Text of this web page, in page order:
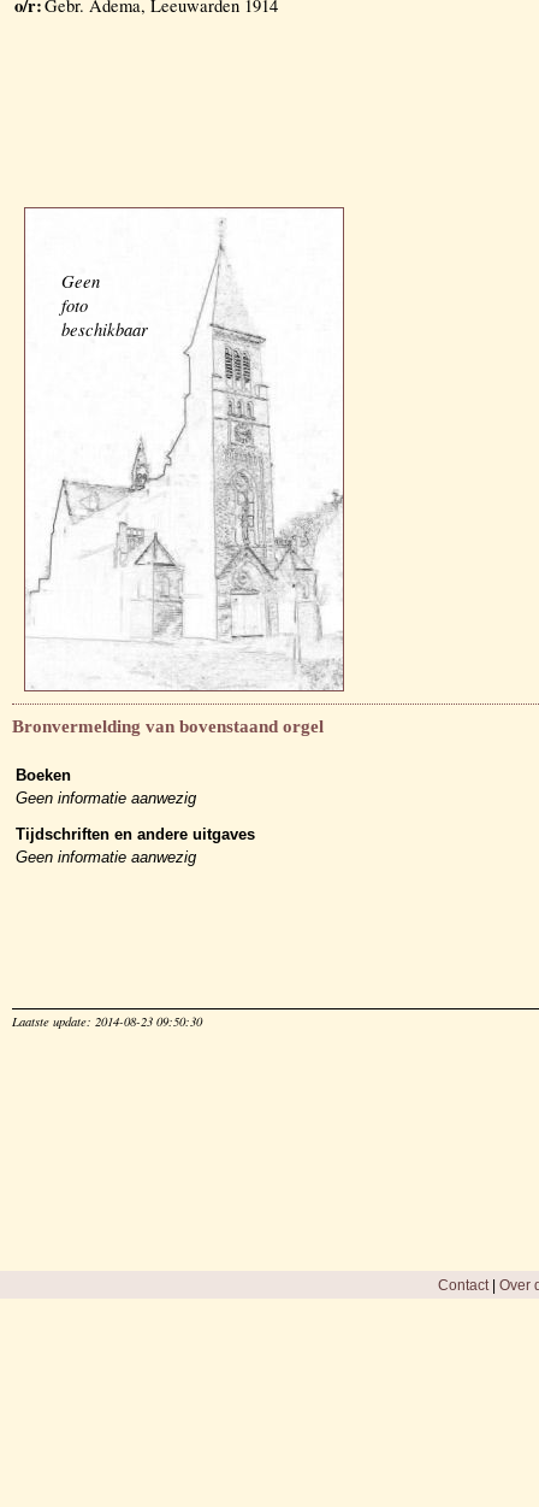
Gebr. Adema, Leeuwarden 1914
Geen
foto
beschikbaar
Bronvermelding van bovenstaand orgel
Boeken
Geen informatie aanwezig
Tijdschriften en andere uitgaves
Geen informatie aanwezig
Laatste update: 2014-08-23 09:50:30
Contact| Over